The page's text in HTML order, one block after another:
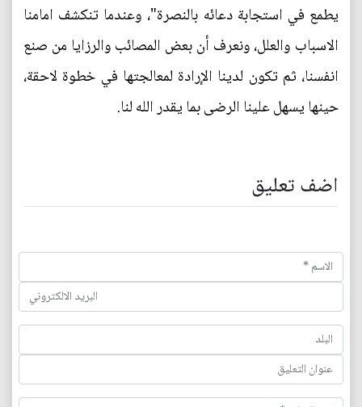
يطمع في استجابة دعائه بالنصرة"، وعندما تنكشف امامنا
الاسباب والعلل، ونعرف أن بعض المصائب والرزايا من صنع
انفسنا، ثم تكون لدينا الإرادة لمعالجتها في خطوة لاحقة،
حينها يسهل علينا الرضى بما يقدر الله لنا.
اضف تعليق